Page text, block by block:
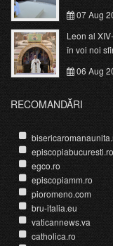
07 Aug
Leon al
în voi noi
06 Aug
RECOMANDĂRI
episcopiabucuresti.ro
egco.ro
episcopiamm.ro
pioromeno.com
bru-italia.eu
vaticannews.va
catholica.ro